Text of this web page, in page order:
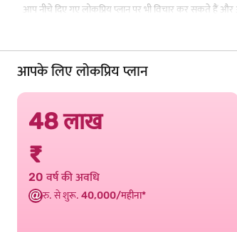
आप नीचे दिए गए लोकप्रिय प्लान पर भी विचार कर सकते हैं
आपके लिए लोकप्रिय प्लान
48 लाख
₹
20 वर्ष की अवधि
रु. से शुरू. 40,000/महीना*